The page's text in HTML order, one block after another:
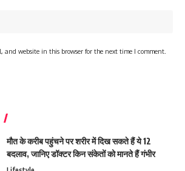
and website in this browser for the next time I comment.
मौत के करीब पहुंचने पर शरीर में दिख सकते हैं ये 12
बदलाव, जानिए डॉक्टर किन संकेतों को मानते हैं गंभीर